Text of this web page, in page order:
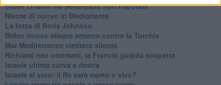
Biden chiama ma Netanyahu non risponde
Niente di nuovo in Medioriente
La forza di Boris Johnson
Biden nuovo alleato armeno contro la Turchia
Mar Mediterraneo cimitero silente
Richiami neo ottomani, la Francia guarda sospetta
Israele ultima curva a destra
Israele al voto: il Re sarà morto o vivo?